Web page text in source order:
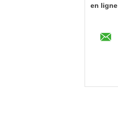
en ligne